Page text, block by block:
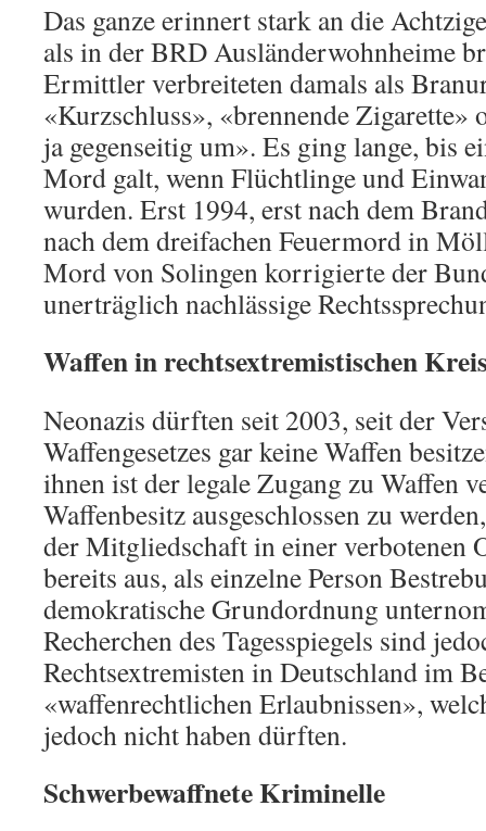
Das ganze erinnert stark an die
als in der BRD Ausländerwohnheime
Ermittler verbreiteten damals als
«Kurzschluss», «brennende Zigarette»
ja gegenseitig um». Es ging lange, bis
Mord galt, wenn Flüchtlinge und
wurden. Erst 1994, erst nach dem
nach dem dreifachen Feuermord in
Mord von Solingen korrigierte der
unerträglich nachlässige
Waffen in rechtsextremistischen
Neonazis dürften seit 2003, seit der
Waffengesetzes gar keine Waffen
ihnen ist der legale Zugang zu Waffen
Waffenbesitz ausgeschlossen zu
der Mitgliedschaft in einer verbotenen
bereits aus, als einzelne Person
demokratische Grundordnung
Recherchen des Tagesspiegels sind
Rechtsextremisten in Deutschland im
«waffenrechtlichen Erlaubnissen»,
jedoch nicht haben dürften.
Schwerbewaffnete Kriminelle